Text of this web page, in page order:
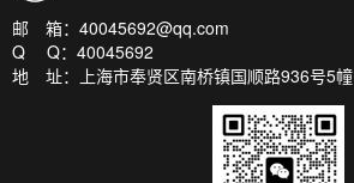
邮 箱：40045692@qq.com
Q Q：40045692
地 址：上海市奉贤区南桥镇国顺路936号5幢